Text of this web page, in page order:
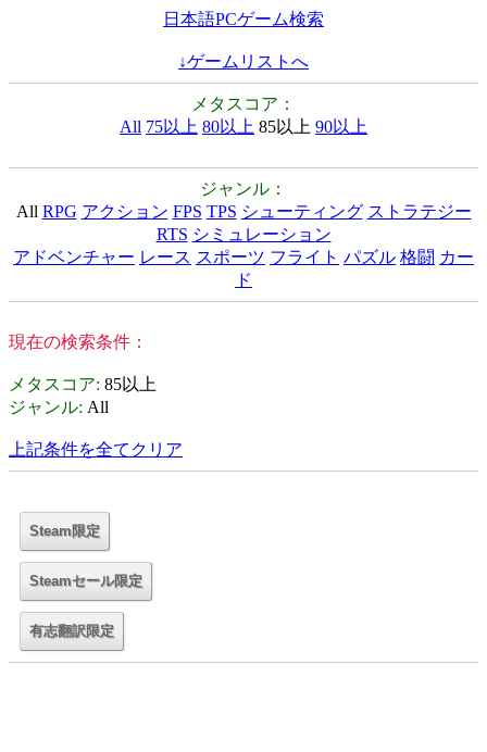
日本語PCゲーム検索
↓ゲームリストへ
メタスコア：
All 75以上 80以上 85以上 90以上
ジャンル：
All RPG アクション FPS TPS シューティング ストラテジー
RTS シミュレーション
アドベンチャー レース スポーツ フライト パズル 格闘 カー
ド
現在の検索条件：
メタスコア: 85以上
ジャンル: All
上記条件を全てクリア